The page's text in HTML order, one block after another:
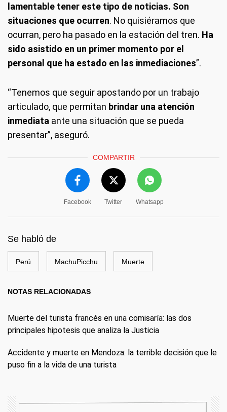
lamentable tener este tipo de noticias. Son
situaciones que ocurren. No quisiéramos que
ocurran, pero ha pasado en la estación del tren. Ha
sido asistido en un primer momento por el
personal que ha estado en las inmediaciones”.
“Tenemos que seguir apostando por un trabajo
articulado, que permitan brindar una atención
inmediata ante una situación que se pueda
presentar”, aseguró.
COMPARTIR
Facebook Twitter Whatsapp
Se habló de
Perú MachuPicchu Muerte
NOTAS RELACIONADAS
Muerte del turista francés en una comisaría: las dos
principales hipotesis que analiza la Justicia
Accidente y muerte en Mendoza: la terrible decisión que le
puso fin a la vida de una turista